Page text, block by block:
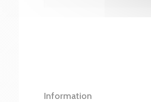
Information